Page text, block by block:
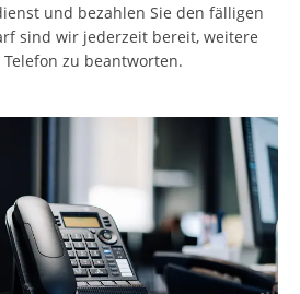
und bezahlen Sie den fälligen
sind wir jederzeit bereit, weitere
zu beantworten.